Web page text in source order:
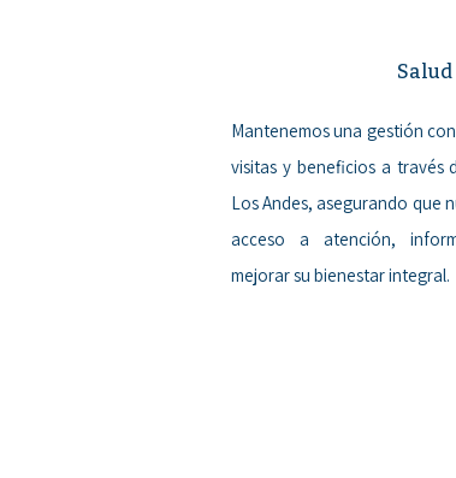
Mantenemos una gestión
visitas y beneficios a través
Los Andes, asegurando que
acceso a atención,
mejorar su bienestar integral.